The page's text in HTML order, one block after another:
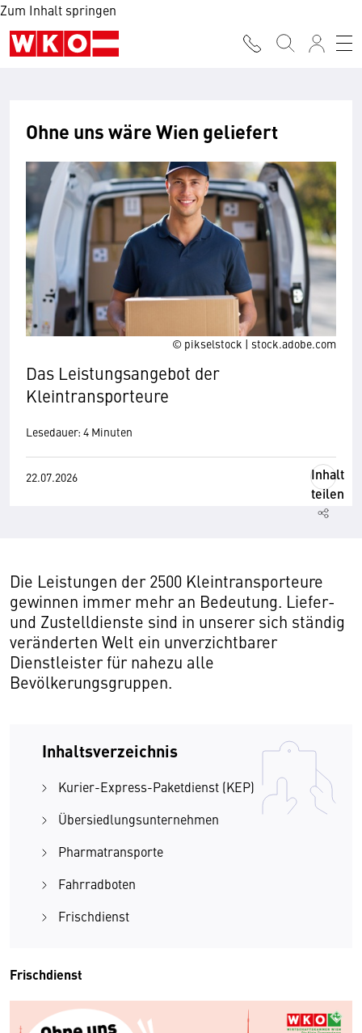
Zum Inhalt springen
© pikselstock | stock.adobe.com
Ohne uns wäre Wien geliefert
Das Leistungsangebot der
Kleintransporteure
Lesedauer: 4 Minuten
22.07.2026
Inhalt
teilen
Die Leistungen der 2500 Kleintransporteure
gewinnen immer mehr an Bedeutung. Liefer-
und Zustelldienste sind in unserer sich ständig
veränderten Welt ein unverzichtbarer
Dienstleister für nahezu alle
Bevölkerungsgruppen.
Inhaltsverzeichnis
Kurier-Express-Paketdienst (KEP)
Übersiedlungsunternehmen
Pharmatransporte
Fahrradboten
Frischdienst
Frischdienst